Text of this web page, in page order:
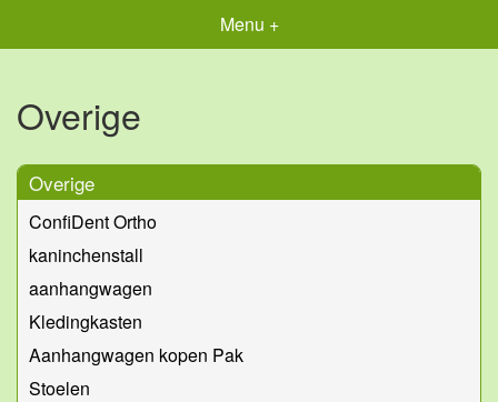
Menu +
Overige
Overige
ConfiDent Ortho
kaninchenstall
aanhangwagen
Kledingkasten
Aanhangwagen kopen Pak
Stoelen